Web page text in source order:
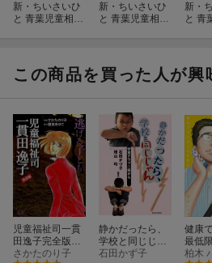
新・ちいさいひ
と 青葉児童相談
新・ちいさいひ
と 青葉児童相談
新・
と 青
この商品を買った人が興
児童福祉司一貫
田逸子完全版
（逃げる子ど
さかたのり子
静かだったら、
学校と同じじゃ
ん
石田かず子
健康
最低
（7）
柏木